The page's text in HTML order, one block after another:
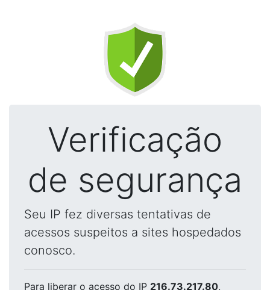
Verificação
de segurança
Seu IP fez diversas tentativas de
acessos suspeitos a sites hospedados
conosco.
Para liberar o acesso do IP 216.73.217.80,